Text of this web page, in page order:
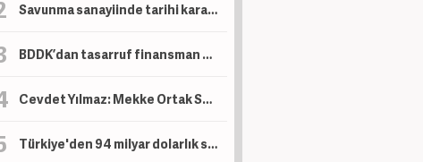
Savunma sanayiinde tarihi karar! İki dev milli motor için birleşiyor
BDDK’dan tasarruf finansman düzenlemesi! Taşıt, konut ve iş yerinde limitler değişti
Cevdet Yılmaz: Mekke Ortak Savunma Anlaşması tarihi bir adımdır
Türkiye'den 94 milyar dolarlık satış!